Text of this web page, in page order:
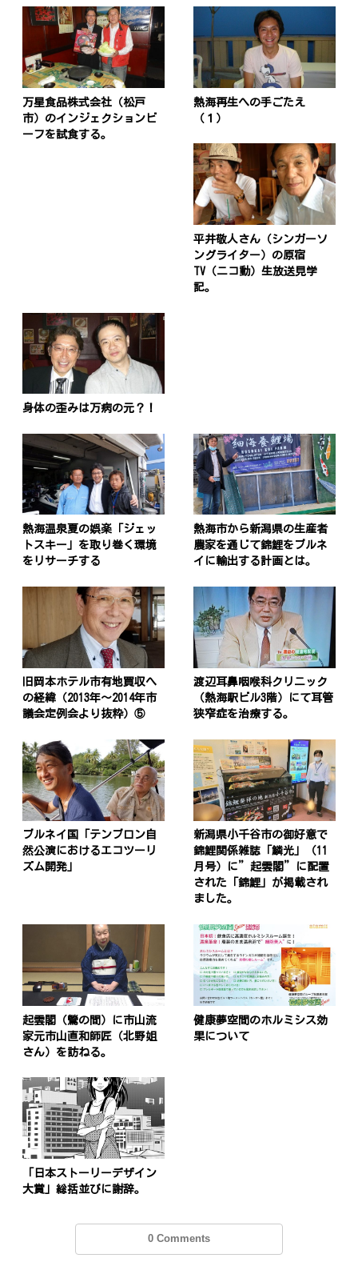
万星食品株式会社（松戸
市）のインジェクションビ
ーフを試食する。
熱海再生への手ごたえ
（１）
平井敬人さん（シンガーソ
ングライター）の原宿
TV（ニコ動）生放送見学
記。
身体の歪みは万病の元？！
熱海温泉夏の娯楽「ジェッ
トスキー」を取り巻く環境
をリサーチする
熱海市から新潟県の生産者
農家を通じて錦鯉をブルネ
イに輸出する計画とは。
旧岡本ホテル市有地買収へ
の経緯（2013年〜2014年市
議会定例会より抜粋）⑤
渡辺耳鼻咽喉科クリニック
（熱海駅ビル3階）にて耳管
狭窄症を治療する。
ブルネイ国「テンブロン自
然公演におけるエコツーリ
ズム開発」
新潟県小千谷市の御好意で
錦鯉関係雑誌「鱗光」（11
月号）に”起雲閣”に配置
された「錦鯉」が掲載され
ました。
起雲閣（鶯の間）に市山流
家元市山直和師匠（北野姐
さん）を訪ねる。
健康夢空間のホルミシス効
果について
「日本ストーリーデザイン
大賞」総括並びに謝辞。
0 Comments